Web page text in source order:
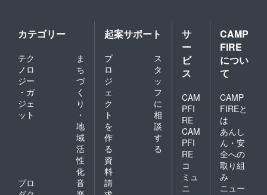
池 ８
本セッ
ト 【ポ
リ袋】
・縦
40cm×
３０枚
【水】
・５０
ml（長
期保存
対応７
間）
２本
カテゴリー
テク
ノロ
ジー
・ガ
ジェ
ット
ま
ち
づ
く
り
・
地
域
活
性
化
プロ
音
起案サポート
プ
ロ
ジ
ェ
ク
ト
を
作
る
ス
タ
ッ
フ
に
相
談
す
る
資
料
請
サ
ー
ビ
ス
CAM
PFI
RE
CAM
PFI
RE
コ
ミュ
ニ
CAMP
FIRE
につい
て
CAMP
FIREと
は
あんし
ん・安
全への
取り組
み
ニュー